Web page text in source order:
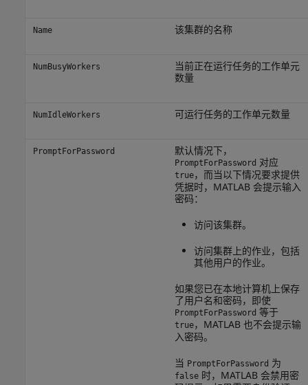
Name 该集群的名称
NumBusyWorkers
当前正在运行任务的工作单元
数量
NumIdleWorkers 可运行任务的工作单元数量
PromptForPassword 默认情况下，
PromptForPassword 对应
true，而当以下情况要求提供
凭据时，MATLAB 会提示输入
密码：
访问该集群。
访问集群上的作业，包括
其他用户的作业。
如果您已在本地计算机上保存
了用户名和密码，即使
PromptForPassword 等于
true，MATLAB 也不会提示输
入密码。
当 PromptForPassword 为
false时，MATLAB 会禁用密